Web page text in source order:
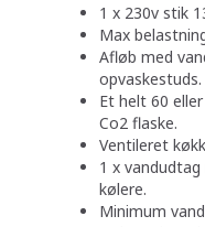
1 x 230v stik
Max
Afløb med
opvaskestuds.
Et helt 60
Co2 flaske.
Ventileret
1 x
kølere.
Minimum